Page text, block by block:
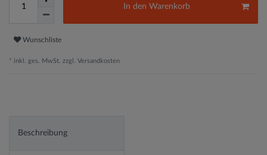
In den Warenkorb
Wunschliste
* inkl. ges. MwSt. zzgl. Versandkosten
Beschreibung